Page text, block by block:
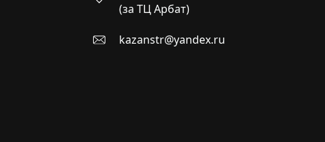
(за ТЦ Арбат)
kazanstr@yandex.ru